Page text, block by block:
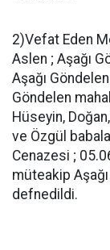
2)Vefat Eden
Aslen ; Aşağı
Aşağı
Göndelen
Hüseyin,
ve Özgül
Cenazesi ;
müteakip
defnedildi.